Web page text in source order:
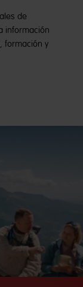
de
información
formación y